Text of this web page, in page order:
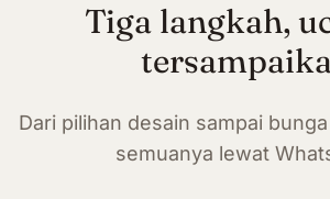
Tiga langkah,
Dari pilihan desain sampai
semuanya lewat